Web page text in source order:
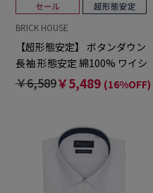
BRICK HOUSE
【超形態安定】 ボタンダウン
長袖 形態安定 綿100% ワイシ
ャツ
￥6,589￥5,489 (16%OFF)